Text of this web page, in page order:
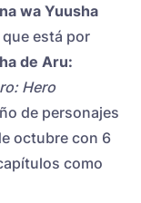
wa Yuusha
está por
de Aru:
Hero
de personajes
octubre con 6
como